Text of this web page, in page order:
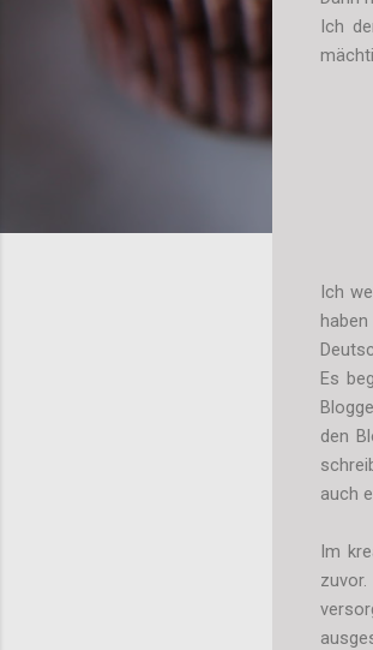
Ich
Ich
Es
den
auch
Im